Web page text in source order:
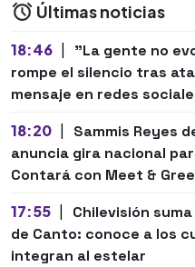
Últimas noticias
18:46
"La gente no
rompe el silencio tras
mensaje en redes
18:20
Sammis Reyes
anuncia gira nacional
Contará con Meet &
17:55
Chilevisión
de Canto: conoce a los
integran al estelar